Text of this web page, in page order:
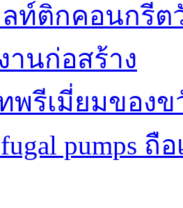
ท์ติกคอนกรี
านก่อสร้าง
พรีเมี่ยมของ
pumps